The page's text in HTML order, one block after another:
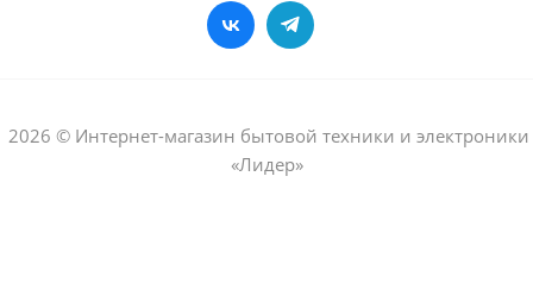
2026 © Интернет-магазин бытовой техники и электроники
«Лидер»